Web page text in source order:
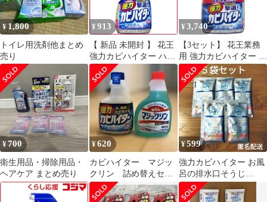
¥ 1,800
トイレ用洗剤他まとめ
売り
¥ 913
【 新品 未開封 】 花王
強力カビハイター ハン
ディスプレー 400ml
〔お風呂用洗剤〕 未使
用 送料無料
¥ 3,740
【3セット】 花王業務
用 強力カビハイター ス
プレー 1000mL 【pto】
¥700
衛生用品・掃除用品・
ヘアケア まとめ売り
¥620
カビハイター マジッ
クリン 詰め替えセッ
ト
¥599
強力カビハイター お風
呂の排水口そうじ
40g×5袋 浴室用排水口
洗浄剤